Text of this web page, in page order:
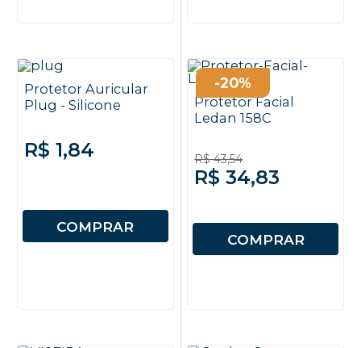
Protetor Auricular
Plug - Silicone
R$ 1,84
COMPRAR
Protetor Facial
Ledan 158C
R$ 43,54
R$ 34,83
COMPRAR
-20%